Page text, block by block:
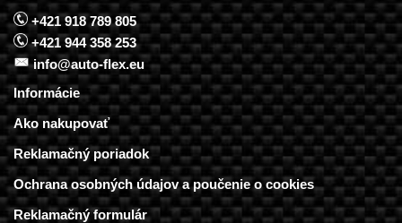
+421 918 789 805
+421 944 358 253
info@auto-flex.eu
Informácie
Ako nakupovať
Reklamačný poriadok
Ochrana osobných údajov a poučenie o cookies
Reklamačný formulár